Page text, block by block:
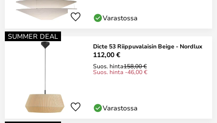
Varastossa
SUMMER DEAL
Dicte 53 Riippuvalaisin Beige - Nordlux
112,00 €
Suos. hinta158,00 €
Suos. hinta -46,00 €
Varastossa